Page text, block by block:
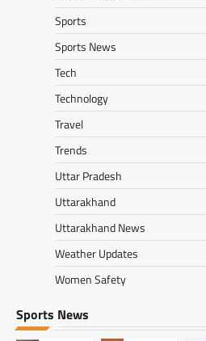
Sports
Sports News
Tech
Technology
Travel
Trends
Uttar Pradesh
Uttarakhand
Uttarakhand News
Weather Updates
Women Safety
Sports News